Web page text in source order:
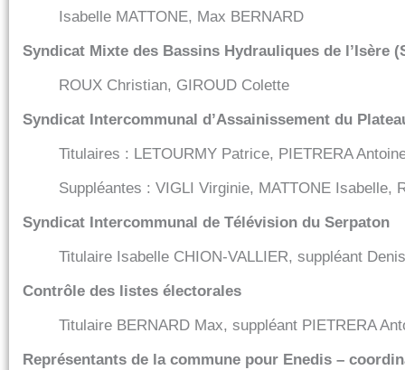
Isabelle MATTONE, Max BERNARD
Syndicat Mixte des Bassins Hydrauliques de l’Isère
ROUX Christian, GIROUD Colette
Syndicat Intercommunal d’Assainissement du
Titulaires : LETOURMY Patrice, PIETRERA
Suppléantes : VIGLI Virginie, MATTONE Isabelle,
Syndicat Intercommunal de Télévision du Serpaton
Titulaire Isabelle CHION-VALLIER, suppléant
Contrôle des listes électorales
Titulaire BERNARD Max, suppléant PIETRERA
Représentants de la commune pour Enedis –